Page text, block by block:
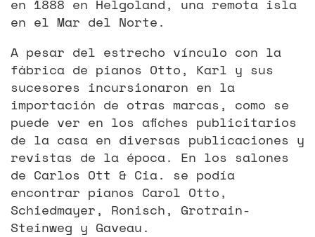
en 1888 en Helgoland, una remota isla
en el Mar del Norte.
A pesar del estrecho vínculo con la
fábrica de pianos Otto, Karl y sus
sucesores incursionaron en la
importación de otras marcas, como se
puede ver en los afiches publicitarios
de la casa en diversas publicaciones y
revistas de la época. En los salones
de Carlos Ott & Cia. se podía
encontrar pianos Carol Otto,
Schiedmayer, Ronisch, Grotrain-
Steinweg y Gaveau.